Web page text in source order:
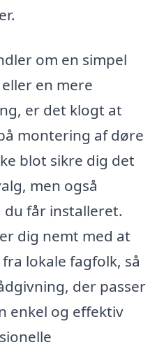
om en simpel
en mere
er det klogt at
montering af døre
blot sikre dig det
men også
får installeret.
dig nemt med at
lokale fagfolk, så
der passer
enkel og effektiv